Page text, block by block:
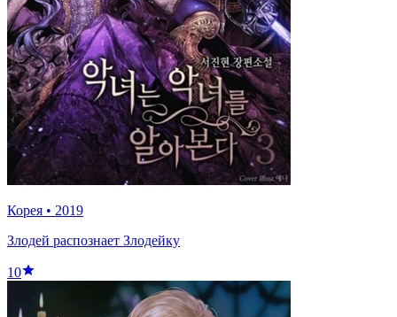
Корея • 2019
Злодей распознает Злодейку
10